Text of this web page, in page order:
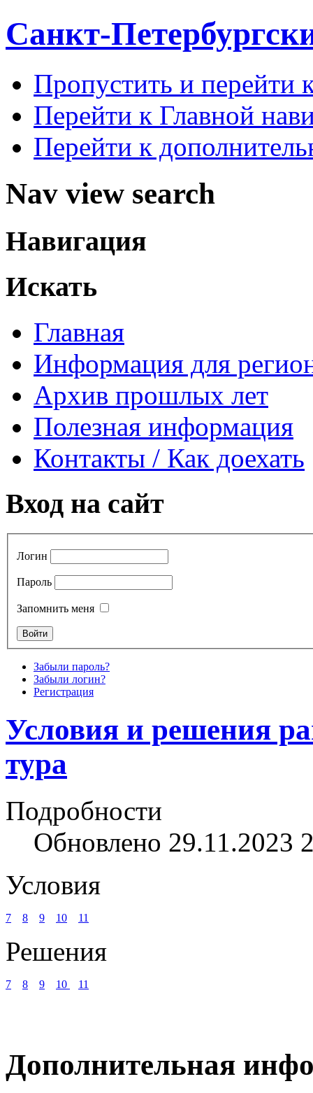
Санкт-
Пропустить и перейти
Перейти к Главной
Перейти к
Nav view search
Навигация
Искать
Главная
Информация для
Архив прошлых лет
Полезная информация
Контакты / Как доехать
Вход на сайт
Логин
Пароль
Запомнить меня
Забыли пароль?
Забыли логин?
Регистрация
Условия и решения
тура
Подробности
Обновлено 29.11.2023
Условия
7 8 9 10 11
Решения
7 8 9 10 11
Дополнительная